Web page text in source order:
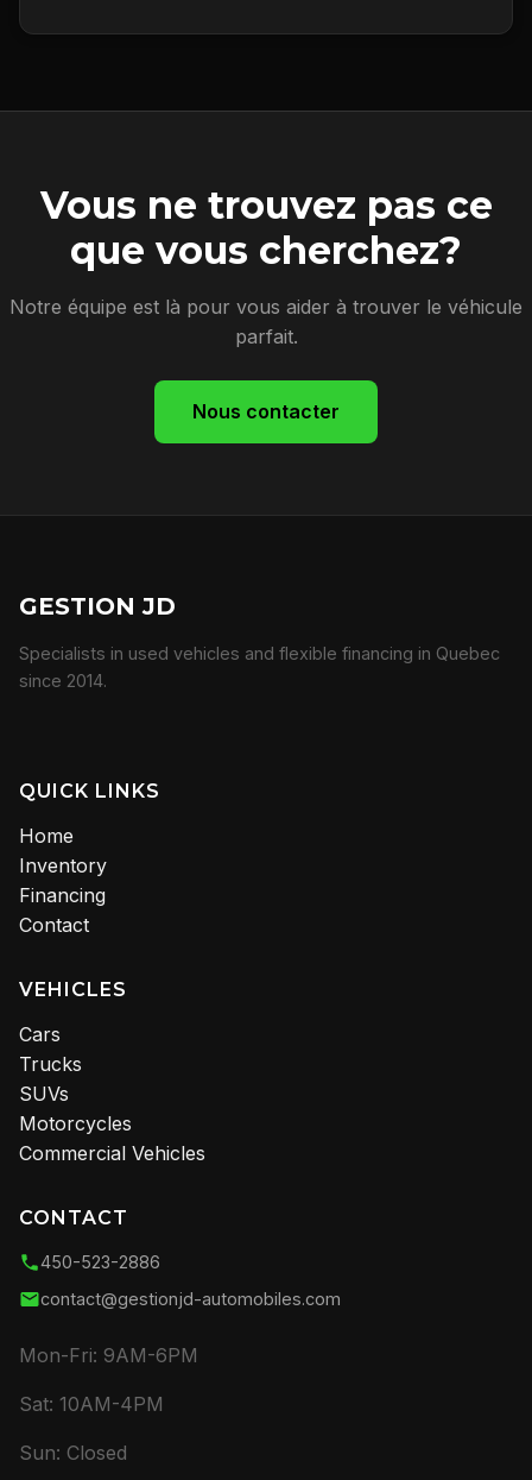
Vous ne trouvez pas ce
que vous cherchez?
Notre équipe est là pour vous aider à trouver le véhicule
parfait.
Nous contacter
GESTION JD
Specialists in used vehicles and flexible financing in Quebec
since 2014.
QUICK LINKS
Home
Inventory
Financing
Contact
VEHICLES
Cars
Trucks
SUVs
Motorcycles
Commercial Vehicles
CONTACT
450-523-2886
contact@gestionjd-automobiles.com
Mon-Fri: 9AM-6PM
Sat: 10AM-4PM
Sun: Closed